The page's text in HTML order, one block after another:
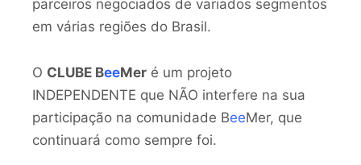
parceiros negociados de variados segmentos
em várias regiões do Brasil.
O CLUBE BeeMer é um projeto
INDEPENDENTE que NÃO interfere na sua
participação na comunidade BeeMer, que
continuará como sempre foi.